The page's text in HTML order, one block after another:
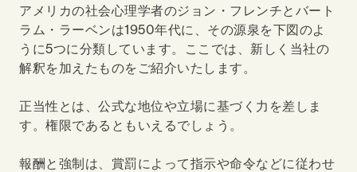
アメリカの社会心理学者のジョン・フレンチとバート
ラム・ラーベンは1950年代に、その源泉を下図のよ
うに5つに分類しています。ここでは、新しく当社の
解釈を加えたものをご紹介いたします。
正当性とは、公式な地位や立場に基づく力を差しま
す。権限であるともいえるでしょう。
報酬と強制は、賞罰によって指示や命令などに従わせ